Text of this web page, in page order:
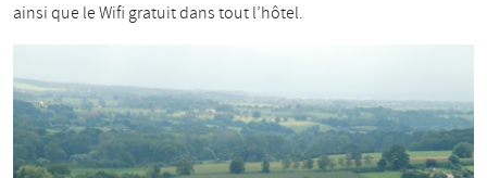
ainsi que le Wifi gratuit dans tout l’hôtel.